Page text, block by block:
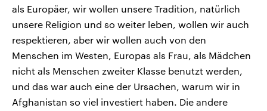
als Europäer, wir wollen unsere Tradition, natürlich
unsere Religion und so weiter leben, wollen wir auch
respektieren, aber wir wollen auch von den
Menschen im Westen, Europas als Frau, als Mädchen
nicht als Menschen zweiter Klasse benutzt werden,
und das war auch eine der Ursachen, warum wir in
Afghanistan so viel investiert haben. Die andere